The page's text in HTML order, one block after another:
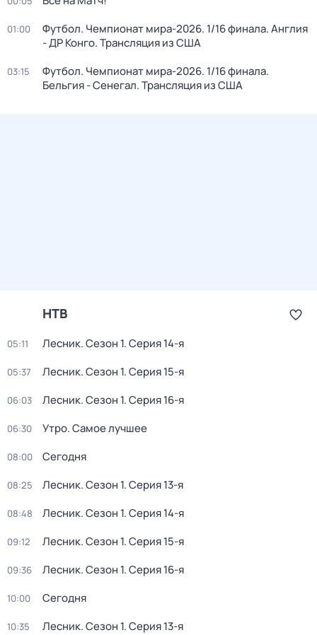
01:00
Футбол. Чемпионат мира-2026. 1/16 финала. Англия
- ДР Конго. Трансляция из США
03:15
Футбол. Чемпионат мира-2026. 1/16 финала.
Бельгия - Сенегал. Трансляция из США
НТВ
05:11 Лесник. Сезон 1. Серия 14-я
05:37 Лесник. Сезон 1. Серия 15-я
06:03 Лесник. Сезон 1. Серия 16-я
06:30 Утро. Самое лучшее
08:00 Сегодня
08:25 Лесник. Сезон 1. Серия 13-я
08:48 Лесник. Сезон 1. Серия 14-я
09:12 Лесник. Сезон 1. Серия 15-я
09:36 Лесник. Сезон 1. Серия 16-я
10:00 Сегодня
10:35 Лесник. Сезон 1. Серия 13-я